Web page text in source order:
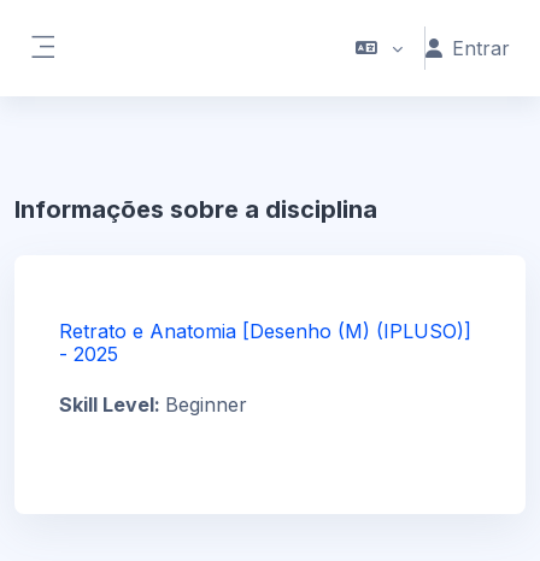
Entrar
Informações sobre a disciplina
Retrato e Anatomia [Desenho (M) (IPLUSO)]
- 2025
Skill Level: Beginner